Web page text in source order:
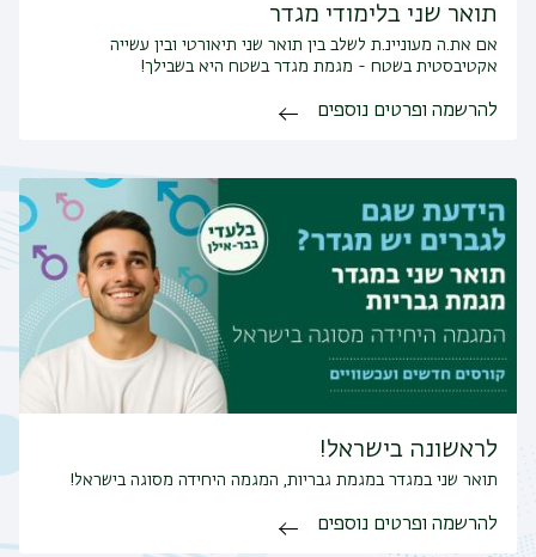
תואר שני בלימודי מגדר
אם את.ה מעוניינ.ת לשלב בין תואר שני תיאורטי ובין עשייה
אקטיבסטית בשטח - מגמת מגדר בשטח היא בשבילך!
להרשמה ופרטים נוספים
לראשונה בישראל!
תואר שני במגדר במגמת גבריות, המגמה היחידה מסוגה בישראל!
להרשמה ופרטים נוספים